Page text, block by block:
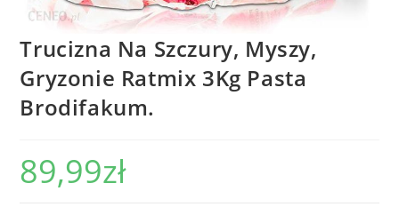
Trucizna Na Szczury, Myszy,
Gryzonie Ratmix 3Kg Pasta
Brodifakum.
89,99zł